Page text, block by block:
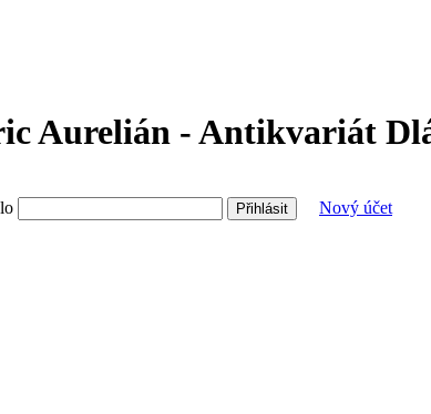
Aurelián - Antikvariát
Nový účet